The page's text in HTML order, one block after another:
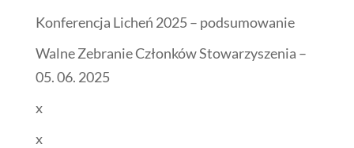
Konferencja Licheń 2025 – podsumowanie
Walne Zebranie Członków Stowarzyszenia –
05. 06. 2025
x
x